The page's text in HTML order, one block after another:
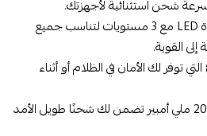
شحن استثنائية لأجهزتك.
25 إضاءة LED مع 3 مستويات لتناسب جميع
القوية.
توفر لك الأمان في الظلام أو أثناء
سعة ضخمة 20000 ملي أمبير تضمن لك شحنًا طويل الأمد